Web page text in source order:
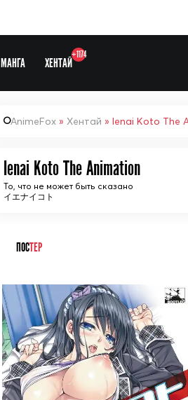
МАНГА ХЕНТАЙ
+1174
AnimeFox » Хентай » Ienai Koto The
Ienai Koto The Animation
То, что не может быть сказано
イエナイコト
ПОСТЕР